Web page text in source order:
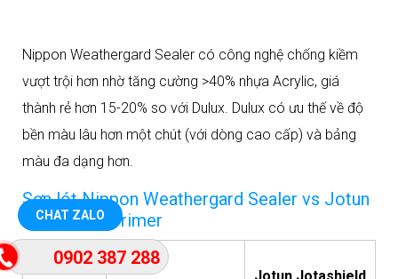
Nippon Weathergard Sealer có công nghệ chống kiềm
vượt trội hơn nhờ tăng cường >40% nhựa Acrylic, giá
thành rẻ hơn 15-20% so với Dulux. Dulux có ưu thế về độ
bền màu lâu hơn một chút (với dòng cao cấp) và bảng
màu đa dạng hơn.​
Sơn lót Nippon Weathergard Sealer vs Jotun
Jotashield Primer
Nippon
CHAT ZALO
0902 387 288